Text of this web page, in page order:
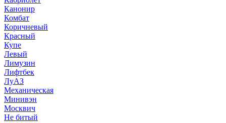
Канонир
Комбат
Коричневый
Красный
Купе
Левый
Лимузин
Лифтбек
ЛуАЗ
Механическая
Минивэн
Москвич
Не битый